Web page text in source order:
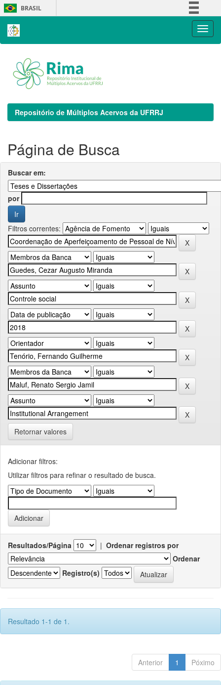
Skip
navigation
BRASIL
Repositório de Múltiplos Acervos da UFRRJ
Página de Busca
Buscar em:
por
Filtros correntes:
Retornar valores
Adicionar filtros:
Utilizar filtros para refinar o resultado de busca.
Resultados/Página | Ordenar registros por
Ordenar
Registro(s)
Resultado 1-1 de 1.
Anterior 1 Póximo